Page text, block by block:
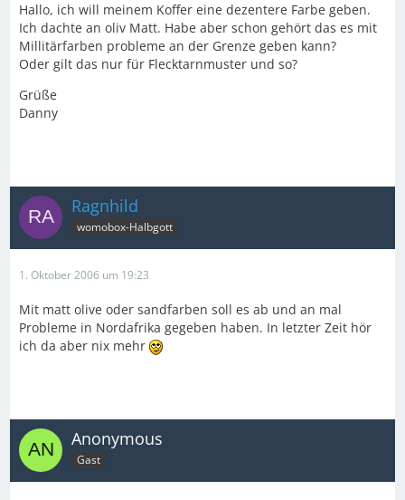
Hallo, ich will meinem Koffer eine dezentere Farbe geben.
Ich dachte an oliv Matt. Habe aber schon gehört das es mit
Millitärfarben probleme an der Grenze geben kann?
Oder gilt das nur für Flecktarnmuster und so?
Grüße
Danny
Ragnhild
womobox-Halbgott
1. Oktober 2006 um 19:23
Mit matt olive oder sandfarben soll es ab und an mal
Probleme in Nordafrika gegeben haben. In letzter Zeit hör
ich da aber nix mehr
Anonymous
Gast